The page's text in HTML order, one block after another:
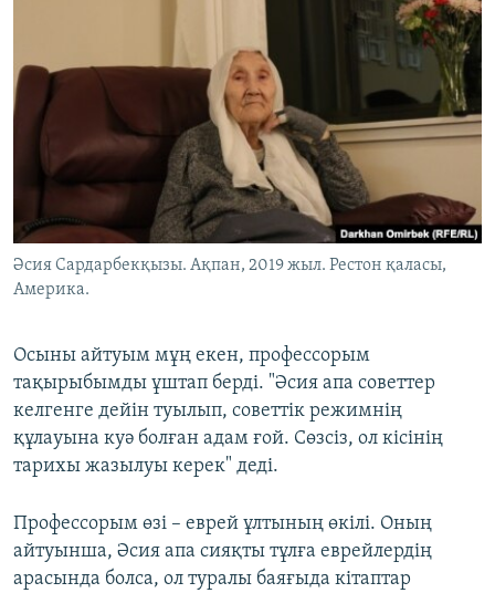
Әсия Сардарбекқызы. Ақпан, 2019 жыл. Рестон қаласы,
Америка.
Осыны айтуым мұң екен, профессорым
тақырыбымды ұштап берді. "Әсия апа советтер
келгенге дейін туылып, советтік режимнің
құлауына куә болған адам ғой. Сөзсіз, ол кісінің
тарихы жазылуы керек" деді.
Профессорым өзі – еврей ұлтының өкілі. Оның
айтуынша, Әсия апа сияқты тұлға еврейлердің
арасында болса, ол туралы баяғыда кітаптар